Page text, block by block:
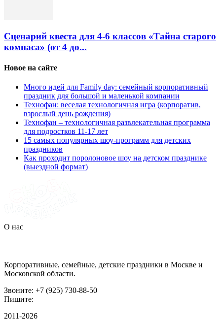
Сценарий квеста для 4-6 классов «Тайна старого
компаса» (от 4 до...
Новое на сайте
Много идей для Family day: семейный корпоративный
праздник для большой и маленькой компании
Технофан: веселая технологичная игра (корпоратив,
взрослый день рождения)
Технофан – технологичная развлекательная программа
для подростков 11-17 лет
15 самых популярных шоу-программ для детских
праздников
Как проходит поролоновое шоу на детском празднике
(выездной формат)
О нас
Корпоративные, семейные, детские праздники в Москве и
Московской области.
Звоните: +7 (925) 730-88-50
Пишите:
2011-2026